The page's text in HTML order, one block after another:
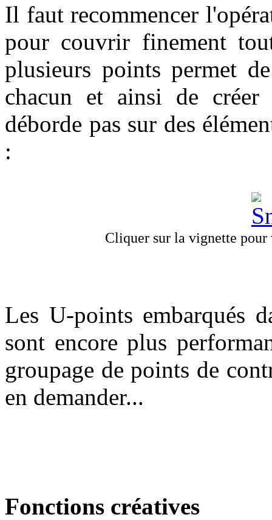
Il faut recommencer
pour couvrir finement
plusieurs points permet
chacun et ainsi de
déborde pas sur des
:
Cliquer sur la vignette
Les U-points embarqués
sont encore plus
groupage de points de
en demander...
Fonctions créatives